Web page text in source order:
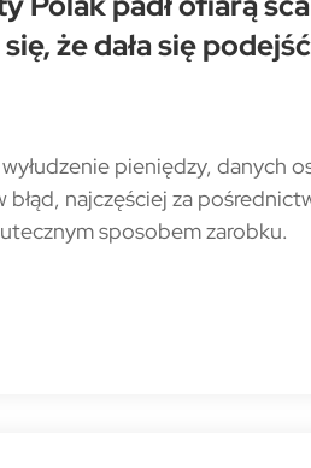
że dała się podejść
pieniędzy, danych
najczęściej za
sposobem zarobku.